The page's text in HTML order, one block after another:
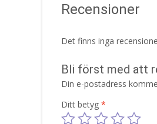
Recensioner
Det finns inga
Bli först med att
Din e-postadress
Ditt betyg *